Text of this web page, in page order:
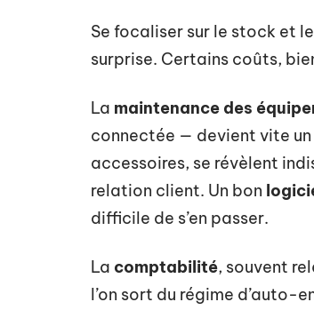
Se focaliser sur le stock et
surprise. Certains coûts,
La maintenance des
connectée — devient vite
accessoires, se révèlent
relation client. Un bon
difficile de s’en passer.
La comptabilité, souvent
l’on sort du régime d’auto-